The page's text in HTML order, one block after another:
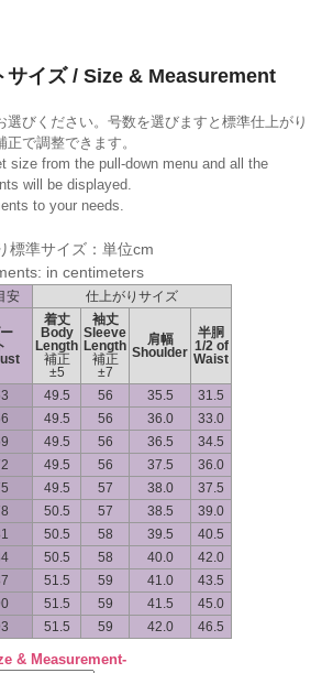
サイズ / Size & Measurement
選びください。号数を選びますと標準仕上がり
で調整できます。
size from the pull-down menu and all the
will be displayed.
to your needs.
標準サイズ：単位cm
in centimeters
安 仕上がりサイズ
着丈
Body
Length
補正
±5
袖丈
Sleeve
Length
補正
±7
肩幅
Shoulder
半胴
1/2 of
Waist
49.5 56 35.5
31.5
49.5 56 36.0
33.0
49.5 56 36.5
34.5
49.5 56 37.5
36.0
49.5 57 38.0
37.5
50.5 57 38.5
39.0
50.5 58 39.5
40.5
50.5 58 40.0
42.0
51.5 59 41.0
43.5
51.5 59 41.5
45.0
51.5 59 42.0 46.5
& Measurement-